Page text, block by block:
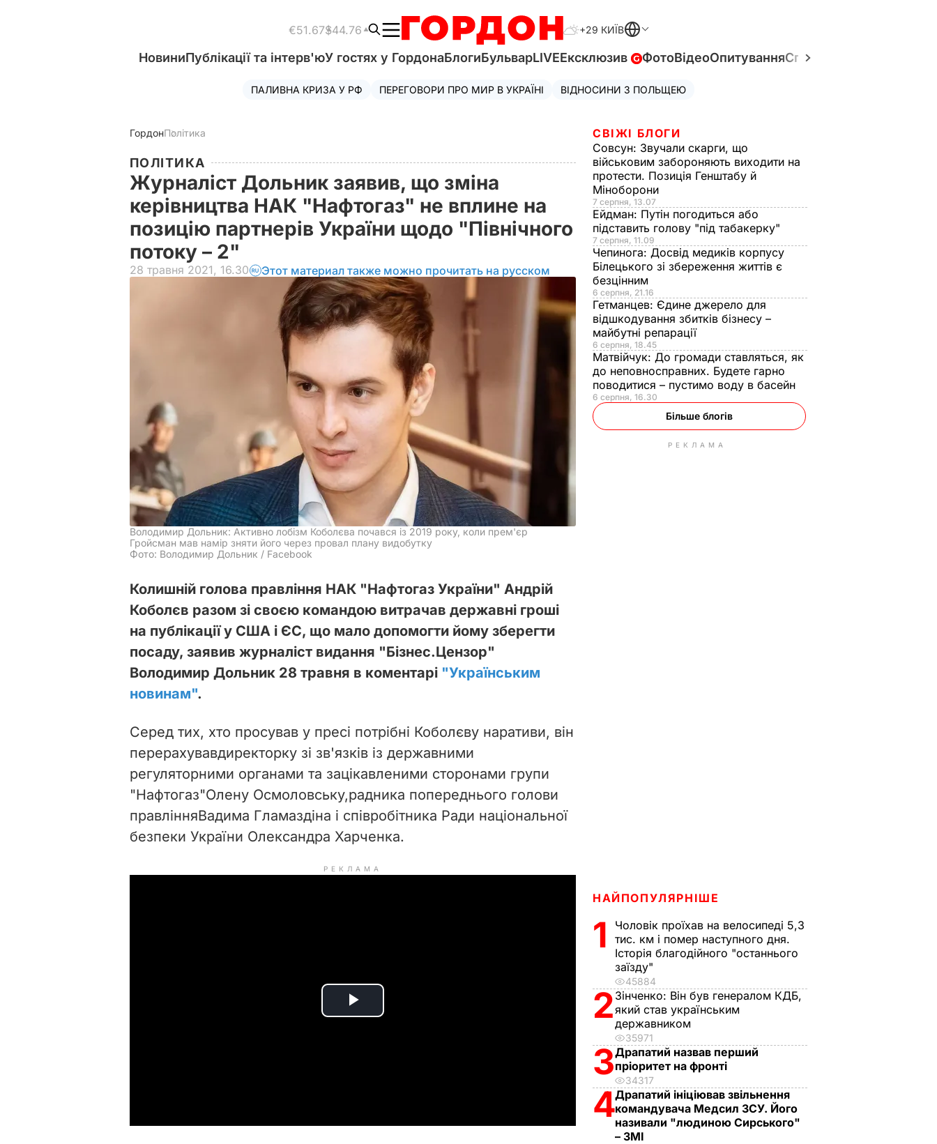
€51.67$44.76 +29 КИЇВ
НовиниПублікації та інтерв'юУ гостях у ГордонаБлогиБульварLIVEЕксклюзив ФотоВідеоОпитуванняСпецпроєкти
ПАЛИВНА КРИЗА У РФ ПЕРЕГОВОРИ ПРО МИР В УКРАЇНІ ВІДНОСИНИ З ПОЛЬЩЕЮ
ГордонПолітика
ПОЛІТИКА
Журналіст Дольник заявив, що зміна
керівництва НАК "Нафтогаз" не вплине на
позицію партнерів України щодо "Північного
потоку – 2"
28 травня 2021, 16.30 Этот материал также можно прочитать на русском
Володимир Дольник: Активно лобізм Коболєва почався із 2019 року, коли прем'єр
Гройсман мав намір зняти його через провал плану видобутку
Фото: Володимир Дольник / Facebook
Колишній голова правління НАК "Нафтогаз України" Андрій
Коболєв разом зі своєю командою витрачав державні гроші
на публікації у США і ЄС, що мало допомогти йому зберегти
посаду, заявив журналіст видання "Бізнес.Цензор"
Володимир Дольник 28 травня в коментарі "Українським
новинам".
Серед тих, хто просував у пресі потрібні Коболєву наративи, він
перерахувавдиректорку зі зв'язків із державними
регуляторними органами та зацікавленими сторонами групи
"Нафтогаз"Олену Осмоловську,радника попереднього голови
правлінняВадима Гламаздіна і співробітника Ради національної
безпеки України Олександра Харченка.
РЕКЛАМА
P
СВІЖІ БЛОГИ
Совсун: Звучали скарги, що
військовим забороняють виходити на
протести. Позиція Генштабу й
Міноборони
7 серпня, 13.07
Ейдман: Путін погодиться або
підставить голову "під табакерку"
7 серпня, 11.09
Чепинога: Досвід медиків корпусу
Білецького зі збереження життів є
безцінним
6 серпня, 21.16
Гетманцев: Єдине джерело для
відшкодування збитків бізнесу –
майбутні репарації
6 серпня, 18.45
Матвійчук: До громади ставляться, як
до неповносправних. Будете гарно
поводитися – пустимо воду в басейн
6 серпня, 16.30
Більше блогів
РЕКЛАМА
НАЙПОПУЛЯРНІШЕ
1
Чоловік проїхав на велосипеді 5,3
тис. км і помер наступного дня.
Історія благодійного "останнього
заїзду"
45884
2 Зінченко: Він був генералом КДБ,
який став українським
державником
35971
3Драпатий назвав перший
пріоритет на фронті
34317
4Драпатий ініціював звільнення
командувача Медсил ЗСУ. Його
називали "людиною Сирського"
– ЗМІ